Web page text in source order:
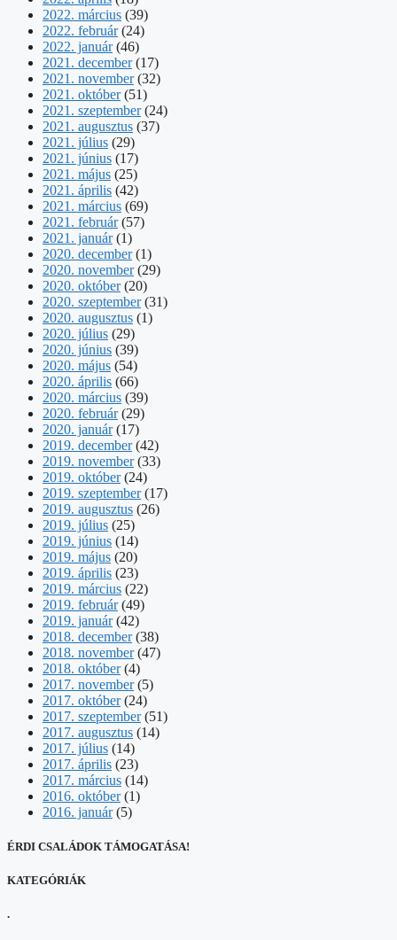
2022. március (39)
2022. február(24)
2022. január(46)
2021. december(17)
2021. november(32)
2021. október(51)
2021. szeptember(24)
2021. augusztus (37)
2021. július (29)
2021. június (17)
2021. május (25)
2021. április (42)
2021. március (69)
2021. február(57)
2021. január(1)
2020. december(1)
2020. november(29)
2020. október(20)
2020. szeptember(31)
2020. augusztus (1)
2020. július (29)
2020. június (39)
2020. május (54)
2020. április (66)
2020. március (39)
2020. február(29)
2020. január(17)
2019. december(42)
2019. november(33)
2019. október(24)
2019. szeptember(17)
2019. augusztus (26)
2019. július (25)
2019. június (14)
2019. május (20)
2019. április (23)
2019. március (22)
2019. február(49)
2019. január(42)
2018. december(38)
2018. november(47)
2018. október(4)
2017. november(5)
2017. október(24)
2017. szeptember(51)
2017. augusztus (14)
2017. július (14)
2017. április (23)
2017. március (14)
2016. október(1)
2016. január(5)
ÉRDI CSALÁDOK TÁMOGATÁSA!
KATEGÓRIÁK
.